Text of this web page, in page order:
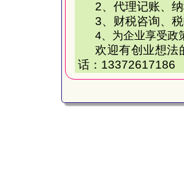
2、代理记账、
3、财税咨询、
4、为企业享受政
欢迎有创业想法
话：13372617186